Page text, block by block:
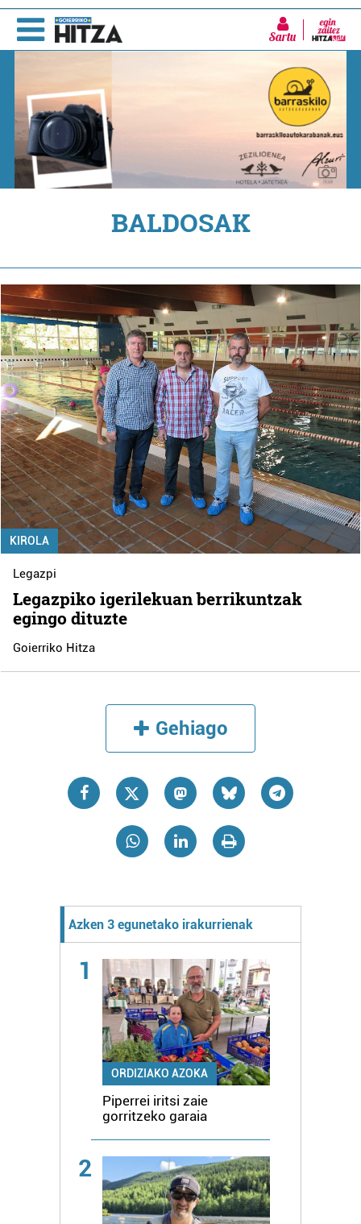
Sartu
BALDOSAK
KIROLA
Legazpi
Legazpiko igerilekuan berrikuntzak
egingo dituzte
Goierriko Hitza
Gehiago
Azken 3 egunetako irakurrienak
1
ORDIZIAKO AZOKA
Piperrei iritsi zaie
gorritzeko garaia
2